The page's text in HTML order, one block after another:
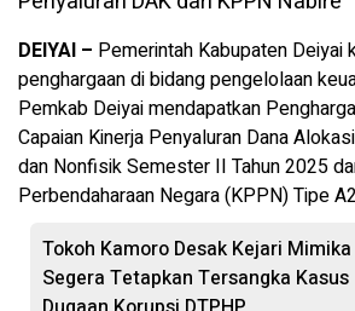
DEIYAI – Pemerintah Kabupaten Deiyai
penghargaan di bidang pengelolaan
Pemkab Deiyai mendapatkan
Capaian Kinerja Penyaluran Dana
dan Nonfisik Semester II Tahun 2025
Perbendaharaan Negara (KPPN) Tipe
Tokoh Kamoro Desak Kejari Mimika
Segera Tetapkan Tersangka Kasus